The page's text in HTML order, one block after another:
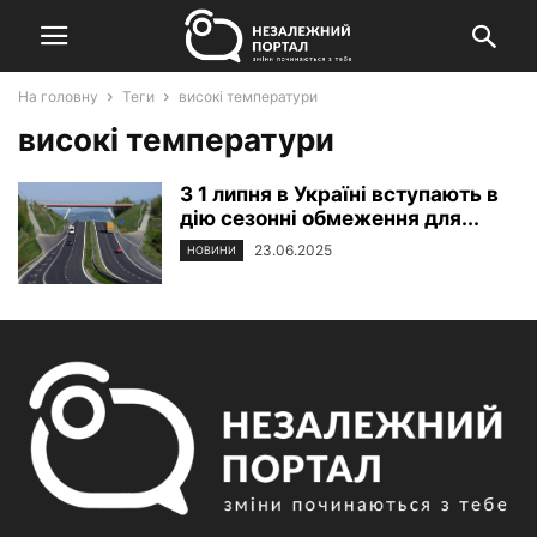
На головну Теги високі температури
високі температури
З 1 липня в Україні вступають в
дію сезонні обмеження для...
НОВИНИ 23.06.2025